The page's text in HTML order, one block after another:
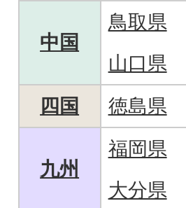
中国
鳥取県
山口県
四国
徳島県
九州
福岡県
大分県